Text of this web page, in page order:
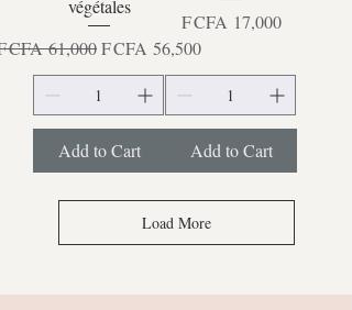
végétales
Price
CFA 61,000Sale Price
F CFA 56,500
Add to Cart
Price
F CFA 17,000
Add to Cart
Load More